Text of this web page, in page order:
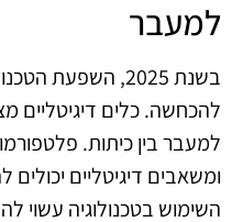
למעבר
בשנת 2025, השפעת
להכחשה. כלים דיגיטליים
למעבר בין כיתות.
ומשאבים דיגיטליים
השימוש בטכנולוגיה עשוי